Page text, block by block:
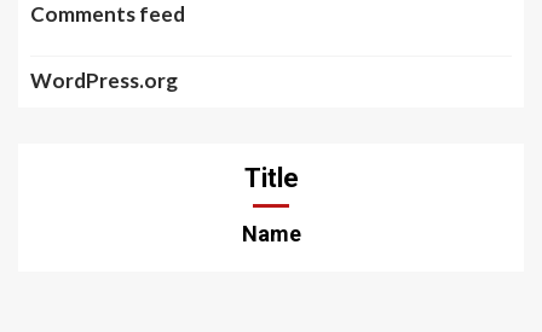
Comments feed
WordPress.org
Title
Name